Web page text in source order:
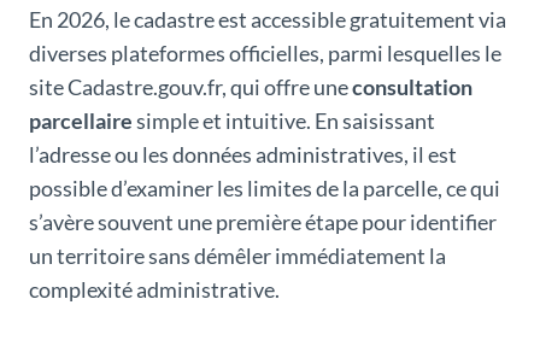
En 2026, le cadastre est accessible gratuitement via
diverses plateformes officielles, parmi lesquelles le
site Cadastre.gouv.fr, qui offre uneconsultation
parcellairesimple et intuitive. En saisissant
l’adresse ou les données administratives, il est
possible d’examiner les limites de la parcelle, ce qui
s’avère souvent une première étape pour identifier
un territoire sans démêler immédiatement la
complexité administrative.